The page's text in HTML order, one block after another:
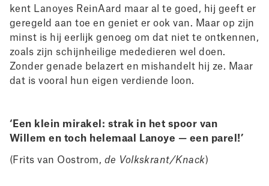
kent Lanoyes ReinAard maar al te goed, hij geeft er
geregeld aan toe en geniet er ook van. Maar op zijn
minst is hij eerlijk genoeg om dat niet te ontkennen,
zoals zijn schijnheilige mededieren wel doen.
Zonder genade belazert en mishandelt hij ze. Maar
dat is vooral hun eigen verdiende loon.
‘Een klein mirakel: strak in het spoor van
Willemen toch helemaal Lanoye — een parel!’
(Frits van Oostrom, de Volkskrant/Knack)